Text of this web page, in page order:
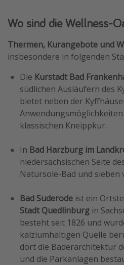
Wo sind die Wellness-
Thermen, Kurangebote und
insbesondere in folgenden
Die Kurstadt Bad
südlichen Ausläufern des
bietet neben der
klassischen Kneippkur.
In Bad Harzburg im
niedersächsischen Seite
Natursole-Bad und sieben
Bad Suderode ist ein
Stadt Quedlinburg in
besteht seit 1826 und
kalziumhaltigen Quelle
dort die Bäderarchitektur
und die Parkanlagen